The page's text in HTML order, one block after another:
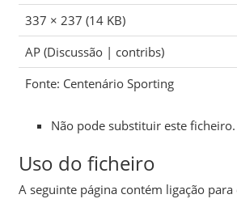
337 × 237 (14 KB)
AP (Discussão| contribs)
Fonte: Centenário Sporting
Não pode substituir este ficheiro.
Uso do ficheiro
A seguinte página contém ligação